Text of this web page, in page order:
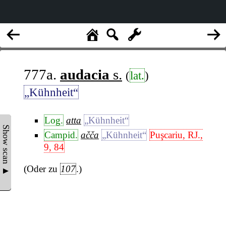
Show scan ▲
777a. audacia s. (lat.)
„Kühnheit“
Log. atta „Kühnheit“
Campid. ačča „Kühnheit“ Puşcariu, RJ.,
9, 84
(Oder zu 107.)